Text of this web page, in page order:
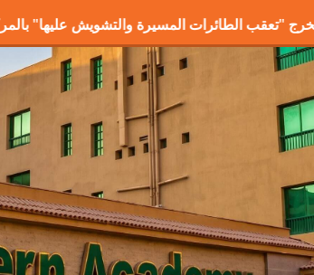
مشروع التخرج "تعقب الطائرات المسيرة